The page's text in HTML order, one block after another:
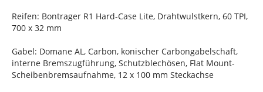
Reifen: Bontrager R1 Hard-Case Lite, Drahtwulstkern, 60 TPI,
700 x 32 mm
Gabel: Domane AL, Carbon, konischer Carbongabelschaft,
interne Bremszugführung, Schutzblechösen, Flat Mount-
Scheibenbremsaufnahme, 12 x 100 mm Steckachse